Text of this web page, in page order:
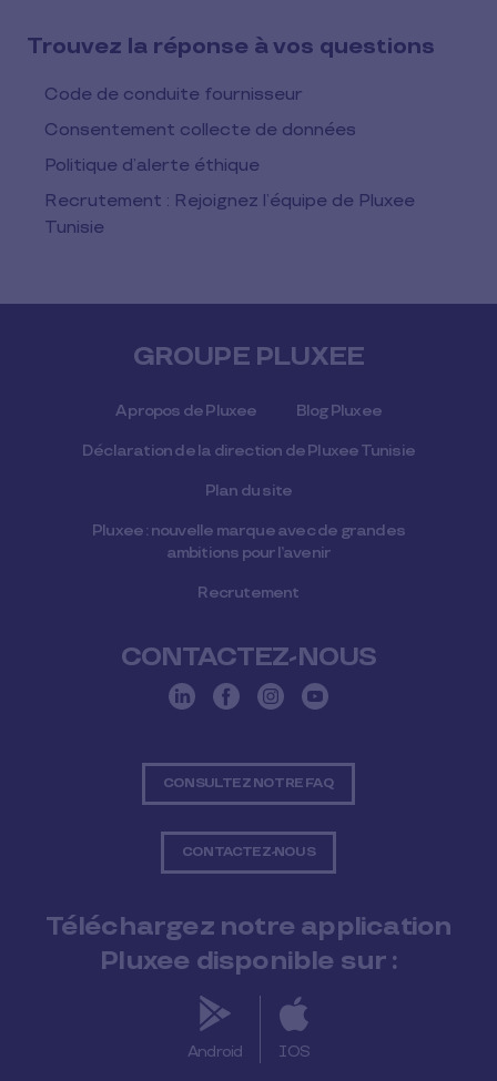
Trouvez la réponse à vos questions
Code de conduite fournisseur
Consentement collecte de données
Politique d’alerte éthique
Recrutement : Rejoignez l’équipe de Pluxee
Tunisie
GROUPE PLUXEE
A propos de Pluxee Blog Pluxee
Déclaration de la direction de Pluxee Tunisie
Plan du site
Pluxee : nouvelle marque avec de grandes
ambitions pour l’avenir
Recrutement
CONTACTEZ-NOUS
CONSULTEZ NOTRE FAQ
CONTACTEZ-NOUS
Téléchargez notre application
Pluxee disponible sur :
Android IOS